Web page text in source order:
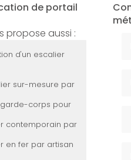
de portail
propose aussi :
d'un escalier
sur-mesure par
corps pour
contemporain par
en fer par artisan